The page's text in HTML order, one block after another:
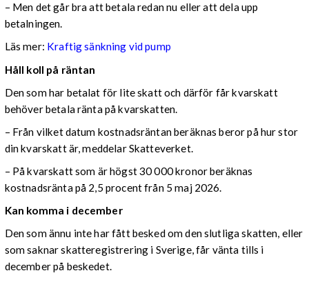
– Men det går bra att betala redan nu eller att dela upp
betalningen.
Läs mer: Kraftig sänkning vid pump
Håll koll på räntan
Den som har betalat för lite skatt och därför får kvarskatt
behöver betala ränta på kvarskatten.
– Från vilket datum kostnadsräntan beräknas beror på hur stor
din kvarskatt är, meddelar Skatteverket.
– På kvarskatt som är högst 30 000 kronor beräknas
kostnadsränta på 2,5 procent från 5 maj 2026.
Kan komma i december
Den som ännu inte har fått besked om den slutliga skatten, eller
som saknar skatteregistrering i Sverige, får vänta tills i
december på beskedet.